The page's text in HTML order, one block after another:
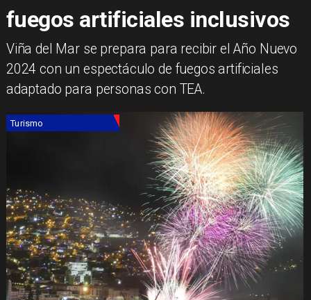
fuegos artificiales inclusivos
Viña del Mar se prepara para recibir el Año Nuevo
2024 con un espectáculo de fuegos artificiales
adaptado para personas con TEA.
Turismo